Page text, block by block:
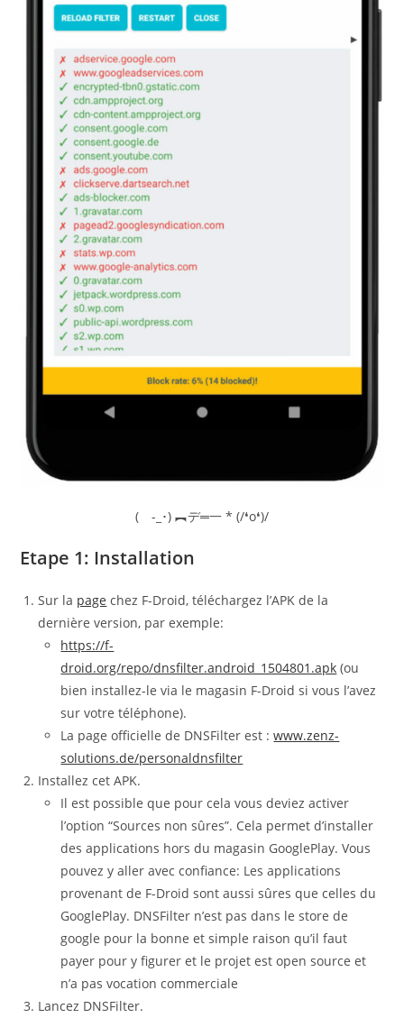
( -_･) ︻デ═一 * (/❛o❛)/
Etape 1: Installation
Sur la page chez F-Droid, téléchargez l’APK de la
dernière version, par exemple:
https://f-
droid.org/repo/dnsfilter.android_1504801.apk (ou
bien installez-le via le magasin F-Droid si vous l’avez
sur votre téléphone).
La page officielle de DNSFilter est :www.zenz-
solutions.de/personaldnsfilter
Installez cet APK.
Il est possible que pour cela vous deviez activer
l’option “Sources non sûres”. Cela permet d’installer
des applications hors du magasin GooglePlay. Vous
pouvez y aller avec confiance: Les applications
provenant de F-Droid sont aussi sûres que celles du
GooglePlay. DNSFilter n’est pas dans le store de
google pour la bonne et simple raison qu’il faut
payer pour y figurer et le projet est open source et
n’a pas vocation commerciale
Lancez DNSFilter.